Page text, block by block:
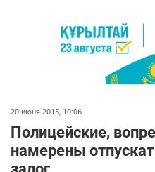
20 июня 2015, 10:06
Полицейские,
намерены